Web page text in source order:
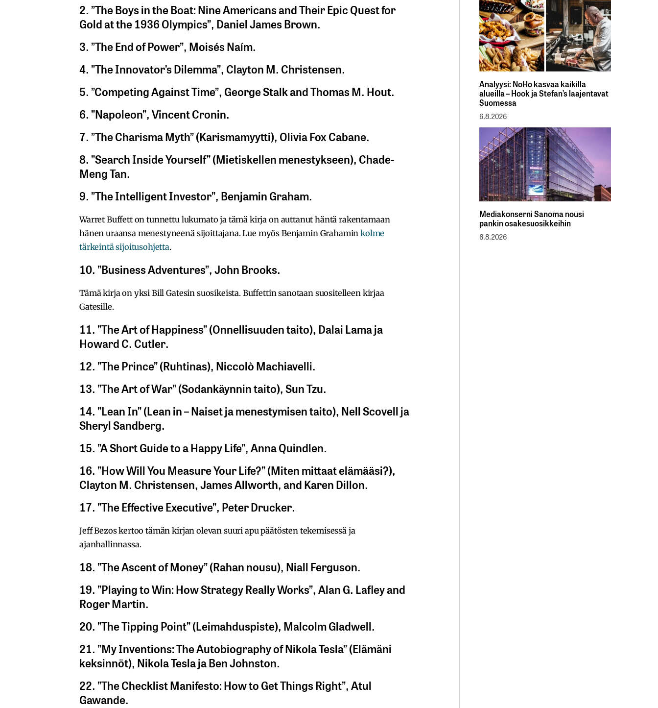
2. ”The Boys in the Boat: Nine Americans and Their Epic Quest for
Gold at the 1936 Olympics”, Daniel James Brown.
3. ”The End of Power”, Moisés Naím.
4. ”The Innovator’s Dilemma”, Clayton M. Christensen.
5. ”Competing Against Time”, George Stalk and Thomas M. Hout.
6. ”Napoleon”, Vincent Cronin.
7. ”The Charisma Myth” (Karismamyytti), Olivia Fox Cabane.
8. ”Search Inside Yourself” (Mietiskellen menestykseen), Chade-
Meng Tan.
9. ”The Intelligent Investor”, Benjamin Graham.
Warret Buffett on tunnettu lukumato ja tämä kirja on auttanut häntä rakentamaan
hänen uraansa menestyneenä sijoittajana. Lue myös Benjamin Grahaminkolme
tärkeintä sijoitusohjetta.
10. ”Business Adventures”, John Brooks.
Tämä kirja on yksi Bill Gatesin suosikeista. Buffettin sanotaan suositelleen kirjaa
Gatesille.
11. ”The Art of Happiness” (Onnellisuuden taito), Dalai Lama ja
Howard C. Cutler.
12. ”The Prince” (Ruhtinas), Niccolò Machiavelli.
13. ”The Art of War” (Sodankäynnin taito), Sun Tzu.
14. ”Lean In” (Lean in – Naiset ja menestymisen taito), Nell Scovell ja
Sheryl Sandberg.
15. ”A Short Guide to a Happy Life”, Anna Quindlen.
16. ”How Will You Measure Your Life?” (Miten mittaat elämääsi?),
Clayton M. Christensen, James Allworth, and Karen Dillon.
17. ”The Effective Executive”, Peter Drucker.
Jeff Bezos kertoo tämän kirjan olevan suuri apu päätösten tekemisessä ja
ajanhallinnassa.
18. ”The Ascent of Money” (Rahan nousu), Niall Ferguson.
19. ”Playing to Win: How Strategy Really Works”, Alan G. Lafley and
Roger Martin.
20. ”The Tipping Point” (Leimahduspiste), Malcolm Gladwell.
21. ”My Inventions: The Autobiography of Nikola Tesla” (Elämäni
keksinnöt), Nikola Tesla ja Ben Johnston.
22. ”The Checklist Manifesto: How to Get Things Right”, Atul
Gawande.
Analyysi: NoHo kasvaa kaikilla
alueilla – Hook ja Stefan’s laajentavat
Suomessa
6.8.2026
Mediakonserni Sanoma nousi
pankin osakesuosikkeihin
6.8.2026